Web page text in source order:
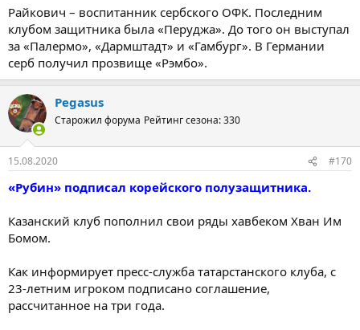
Райкович – воспитанник сербского ОФК. Последним
клубом защитника была «Перуджа». До того он выступал
за «Палермо», «Дармштадт» и «Гамбург». В Германии
серб получил прозвище «Рэмбо».
Pegasus
Старожил форума Рейтинг сезона: 330
15.08.2020 #170
«Рубин» подписал корейского полузащитника.
Казанский клуб пополнил свои ряды хавбеком Хван Им
Бомом.
Как информирует пресс-служба татарстанского клуба, с
23-летним игроком подписано соглашение,
рассчитанное на три года.